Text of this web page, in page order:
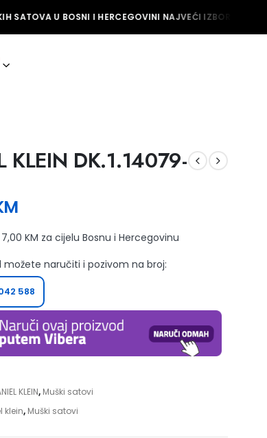
U BOSNI I HERCEGOVINI NAJVEĆI IZBOR
KLEIN DK.1.14079-
7,00 KM za cijelu Bosnu i Hercegovinu
možete naručiti i pozivom na broj:
588
KLEIN, Muški satovi
klein, Muški satovi